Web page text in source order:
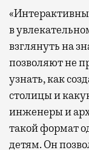
в
взглянуть на
позволяют не
узнать, как
столицы и
инженеры и
такой формат
детям. Он